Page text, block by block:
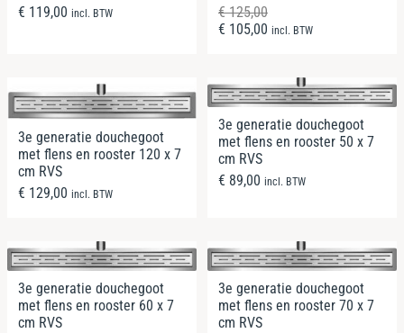
€ 119,00 incl. BTW
€125,00
€ 105,00 incl. BTW
3e generatie douchegoot
met flens en rooster 120 x 7
cm RVS
€ 129,00 incl. BTW
3e generatie douchegoot
met flens en rooster 50 x 7
cm RVS
€ 89,00 incl. BTW
3e generatie douchegoot
met flens en rooster 60 x 7
cm RVS
3e generatie douchegoot
met flens en rooster 70 x 7
cm RVS